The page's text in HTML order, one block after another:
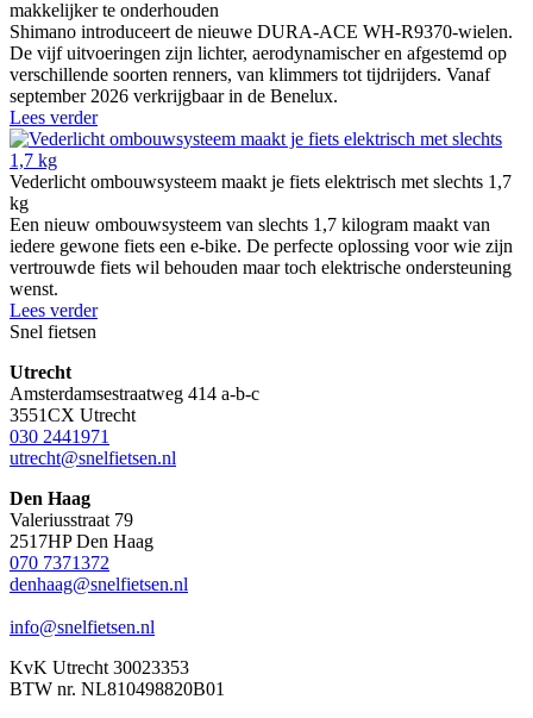
makkelijker te onderhouden
Shimano introduceert de nieuwe DURA-ACE WH-R9370-wielen.
De vijf uitvoeringen zijn lichter, aerodynamischer en afgestemd op
verschillende soorten renners, van klimmers tot tijdrijders. Vanaf
september 2026 verkrijgbaar in de Benelux.
Lees verder
Vederlicht ombouwsysteem maakt je fiets elektrisch met slechts 1,7
kg
Een nieuw ombouwsysteem van slechts 1,7 kilogram maakt van
iedere gewone fiets een e-bike. De perfecte oplossing voor wie zijn
vertrouwde fiets wil behouden maar toch elektrische ondersteuning
wenst.
Lees verder
Snel fietsen
Utrecht
Amsterdamsestraatweg 414 a-b-c
3551CX Utrecht
030 2441971
utrecht@snelfietsen.nl
Den Haag
Valeriusstraat 79
2517HP Den Haag
070 7371372
denhaag@snelfietsen.nl
info@snelfietsen.nl
KvK Utrecht 30023353
BTW nr. NL810498820B01